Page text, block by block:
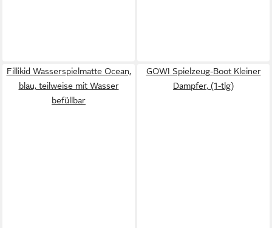
Fillikid Wasserspielmatte Ocean,
blau, teilweise mit Wasser
befüllbar
GOWI Spielzeug-Boot Kleiner
Dampfer, (1-tlg)